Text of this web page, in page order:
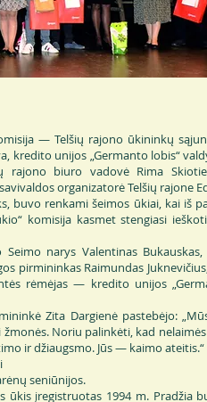
— Telšių rajono ūkininkų
kredito unijos „Germanto lobis“
rajono biuro vadovė Rima
organizatorė Telšių rajone
buvo renkami šeimos ūkiai, kai iš
komisija kasmet stengiasi
narys Valentinas
pirmininkas Raimundas
rėmėjas — kredito unijos
Zita Dargienė pastebėjo:
Noriu palinkėti, kad
ir džiaugsmo. Jūs — kaimo ateitis.“
seniūnijos.
ūkis įregistruotas 1994 m. Pradžia